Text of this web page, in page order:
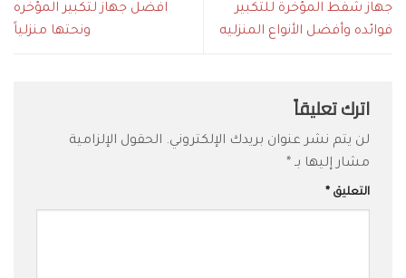
جهاز شفط المؤخرة للتكبير
فوائده وأفضل الأنواع المنزليه
افضل جهاز لتكبير المؤخره
ونحتها منزلياً
اترك تعليقاً
لن يتم نشر عنوان بريدك الإلكتروني. الحقول الإلزامية
مشار إليها بـ *
التعليق *